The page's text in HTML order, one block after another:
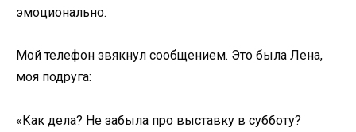
эмоционально.
Мой телефон звякнул сообщением. Это была Лена,
моя подруга:
«Как дела? Не забыла про выставку в субботу?